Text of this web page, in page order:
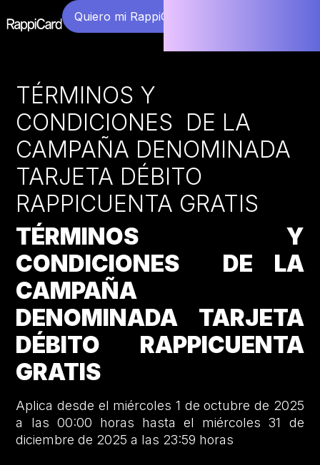
Quiero mi RappiCard
TÉRMINOS Y
CONDICIONES DE LA
CAMPAÑA DENOMINADA
TARJETA DÉBITO
RAPPICUENTA GRATIS
TÉRMINOS Y
CONDICIONES DE LA
CAMPAÑA
DENOMINADA TARJETA
DÉBITO RAPPICUENTA
GRATIS
Aplica desde el miércoles 1 de octubre de 2025
a las 00:00 horas hasta el miércoles 31 de
diciembre de 2025 a las 23:59 horas